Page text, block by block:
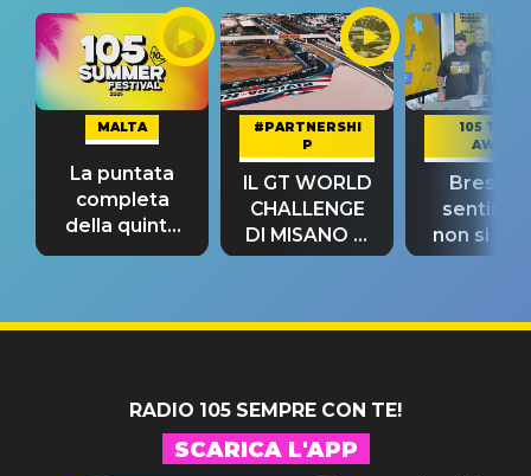
MALTA
La puntata
completa
della quinta
tappa
#PARTNERSHI
P
IL GT WORLD
CHALLENGE
DI MISANO si
riconferma
105 TAKE
AWAY
Bresh:
non si
fino alla
RADIO 105 SEMPRE CON TE!
SCARICA L'APP